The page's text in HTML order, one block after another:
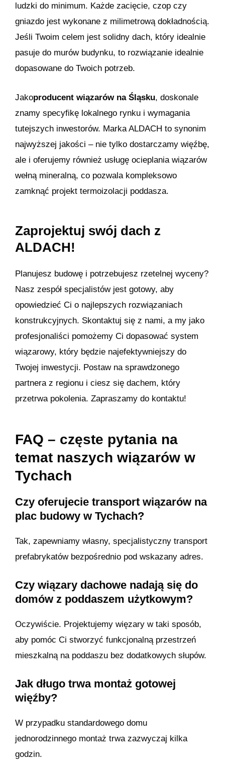
ludzki do minimum. Każde zacięcie, czop czy
gniazdo jest wykonane z milimetrową dokładnością.
Jeśli Twoim celem jest solidny dach, który idealnie
pasuje do murów budynku, to rozwiązanie idealnie
dopasowane do Twoich potrzeb.
Jakoproducent wiązarów na Śląsku, doskonale
znamy specyfikę lokalnego rynku i wymagania
tutejszych inwestorów. MarkaALDACH to synonim
najwyższej jakości – nie tylko dostarczamy więźbę,
ale i oferujemy również usługę ocieplania wiązarów
wełną mineralną, co pozwala kompleksowo
zamknąć projekt termoizolacji poddasza.
Zaprojektuj swój dach z
ALDACH!
Planujesz budowę i potrzebujesz rzetelnej wyceny?
Nasz zespół specjalistów jest gotowy, aby
opowiedzieć Ci o najlepszych rozwiązaniach
konstrukcyjnych. Skontaktuj się z nami, a my jako
profesjonaliści pomożemy Ci dopasować system
wiązarowy, który będzie najefektywniejszy do
Twojej inwestycji. Postaw na sprawdzonego
partnera z regionu i ciesz się dachem, który
przetrwa pokolenia. Zapraszamy do kontaktu!
FAQ – częste pytania na
temat naszych wiązarów w
Tychach
Czy oferujecie transport wiązarów na
plac budowy w Tychach?
Tak, zapewniamy własny, specjalistyczny transport
prefabrykatów bezpośrednio pod wskazany adres.
Czy wiązary dachowe nadają się do
domów z poddaszem użytkowym?
Oczywiście. Projektujemy więzary w taki sposób,
aby pomóc Ci stworzyć funkcjonalną przestrzeń
mieszkalną na poddaszu bez dodatkowych słupów.
Jak długo trwa montaż gotowej
więźby?
W przypadku standardowego domu
jednorodzinnego montaż trwa zazwyczaj kilka
godzin.